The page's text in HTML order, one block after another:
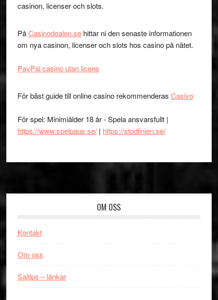
casinon, licenser och slots.
PåCasinodealen.sehittar ni den senaste informationen
om nya casinon, licenser och slots hos casino på nätet.
PayPal casino utan licens
För bäst guide till online casino rekommenderas Casivo
För spel: Minimiålder 18 år - Spela ansvarsfullt |
https://www.spelpaus.se/| https://stodlinjen.se/
OM OSS
Kontakt
Om oss
Sajtips – länkar